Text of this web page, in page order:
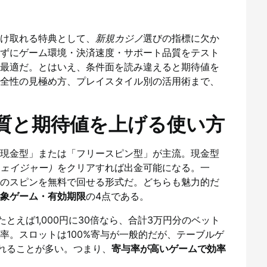
取れる特典として、 新規カジノ選びの指標に欠か
にゲーム環境・決済速度・サポート品質をテスト
適だ。とはいえ、条件面を読み違えると期待値を
の見極め方、プレイスタイル別の活用術まで、
と期待値を上げる使い方
金型」または「フリースピン型」が主流。現金型
イジャー） をクリアすれば出金可能になる。一
スピンを無料で回せる形式だ。どちらも魅力的だ
ゲーム・有効期限の4点である。
えば1,000円に30倍なら、合計3万円分のベット
。スロットは100%寄与が一般的だが、テーブルゲ
ことが多い。つまり、 寄与率が高いゲームで効率